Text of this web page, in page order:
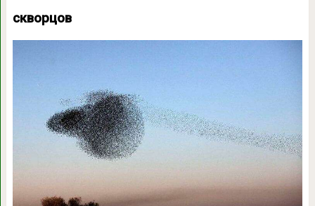
скворцов